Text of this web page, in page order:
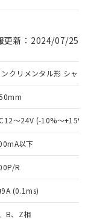
更新：2024/07/25
ンクリメンタル形 シャフ
～24V (-10%～
以下
R
(0.1ms)
B、Z相